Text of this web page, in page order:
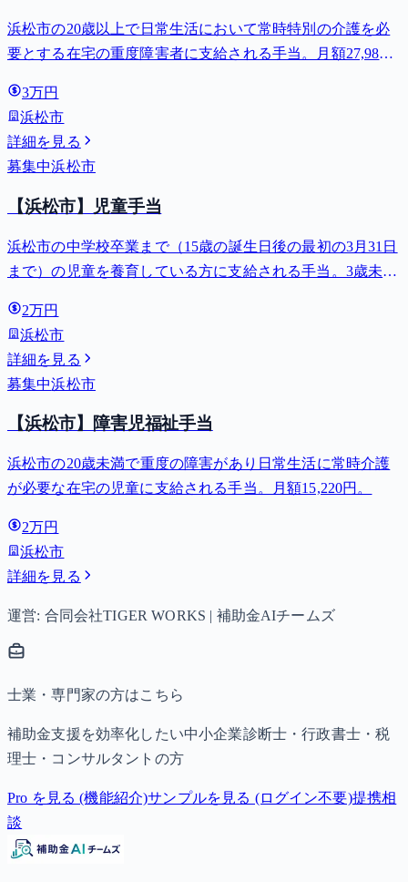
浜松市の20歳以上で日常生活において常時特別の介護を必
要とする在宅の重度障害者に支給される手当。月額27,980
3万円
浜松市
詳細を見る
募集中浜松市
【浜松市】児童手当
浜松市の中学校卒業まで（15歳の誕生日後の最初の3月31日
まで）の児童を養育している方に支給される手当。3歳未満
子以降は15,000円）、中学生は月額10,000円。
2万円
浜松市
詳細を見る
募集中浜松市
【浜松市】障害児福祉手当
浜松市の20歳未満で重度の障害があり日常生活に常時介護
が必要な在宅の児童に支給される手当。月額15,220円。
2万円
浜松市
詳細を見る
運営: 合同会社TIGER WORKS | 補助金AIチームズ
士業・専門家の方はこちら
補助金支援を効率化したい中小企業診断士・行政書士・税
理士・コンサルタントの方
Pro を見る (機能紹介)サンプルを見る (ログイン不要)提携相
談